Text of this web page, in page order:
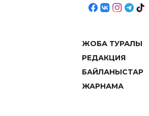
ЖОБА ТУРАЛЫ
РЕДАКЦИЯ
БАЙЛАНЫСТАР
ЖАРНАМА